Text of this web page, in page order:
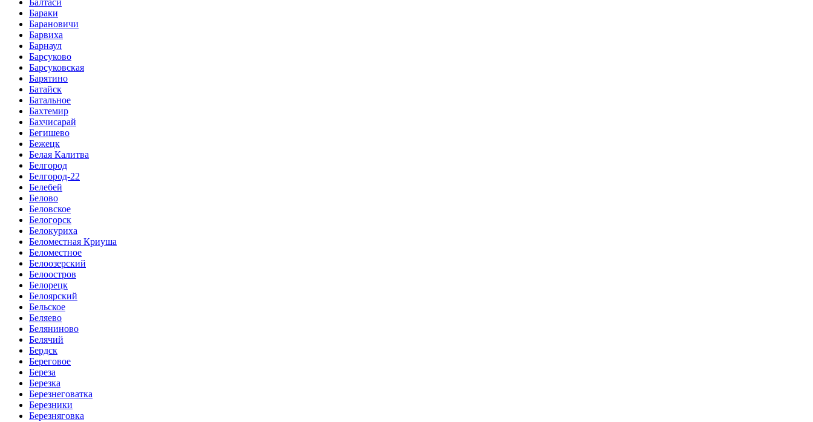
Бараки
Барановичи
Барвиха
Барнаул
Барсуково
Барсуковская
Барятино
Батайск
Батальное
Бахтемир
Бахчисарай
Бегишево
Бежецк
Белая Калитва
Белгород
Белгород-22
Белебей
Белово
Беловское
Белогорск
Белокуриха
Беломестная Криуша
Беломестное
Белоозерский
Белоостров
Белорецк
Белоярский
Бельское
Беляево
Беляниново
Белячий
Бердск
Береговое
Береза
Березка
Березнеговатка
Березники
Березняговка